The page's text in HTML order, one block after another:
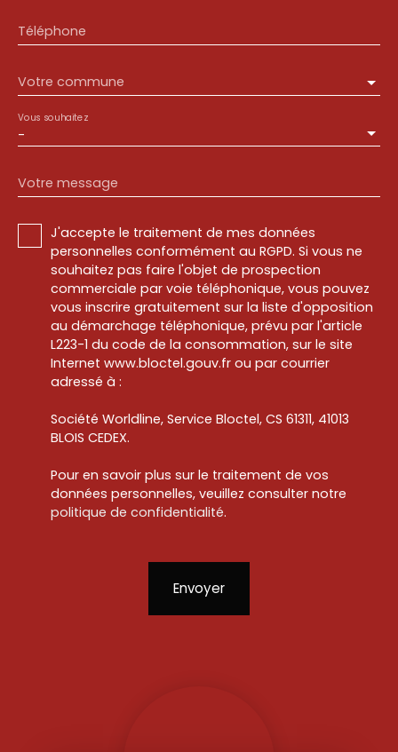
Téléphone
Votre commune
-
Vous souhaitez
Votre message
J'accepte le traitement de mes données
personnelles conformément au RGPD. Si vous ne
souhaitez pas faire l'objet de prospection
commerciale par voie téléphonique, vous pouvez
vous inscrire gratuitement sur la liste d'opposition
au démarchage téléphonique, prévu par l'article
L223-1 du code de la consommation, sur le site
Internet www.bloctel.gouv.fr ou par courrier
adressé à :
Société Worldline, Service Bloctel, CS 61311, 41013
BLOIS CEDEX.
Pour en savoir plus sur le traitement de vos
données personnelles, veuillez consulter notre
politique de confidentialité.
Envoyer